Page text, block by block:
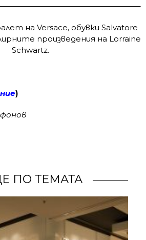
на Versace, обувки Salvatore
произведения на Lorraine
Schwartz.
)
ПО ТЕМАТА